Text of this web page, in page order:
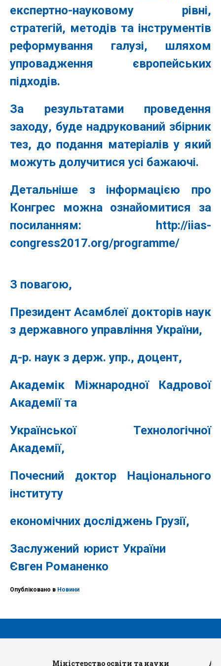
експертно-науковому рівні,
стратегій, методів та інструментів
реформування галузі, шляхом
упровадження європейських
підходів.
За результатами проведення
заходу, буде надрукований збірник
тез, до подання матеріалів у який
можуть долучитися усі бажаючі.
Детальніше з інформацією про
Конгрес можна ознайомитися за
посиланням: http://iias-
congress2017.org/programme/
З повагою,
Президент Асамблеї докторів наук
з державного управління України,
д-р. наук з держ. упр., доцент,
Академік Міжнародної Кадрової
Академії та
Української Технологічної
Академії,
Почесний доктор Національного
інституту
економічних досліджень Грузії,
Заслужений юрист України
Євген Романенко
Опубліковано в Новини
Міністерство освіти та науки